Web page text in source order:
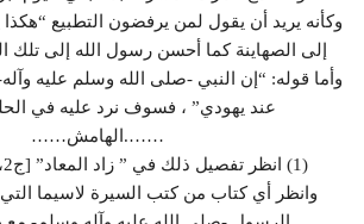
وكأنه يريد أن يقول لمن يرفضون التطبيع
إلى الصهاينة كما أحسن رسول الله إلى تلك
وأما قوله: “إن النبي -صلى الله وسلم عليه
عند يهودي” ، فسوف نرد عليه في
…….الهامش……
(1) انظر تفصيل ذلك في ” زاد المعاد” [ج2، ص 102، 103].
وانظر أي كتاب من كتب السيرة لاسيما